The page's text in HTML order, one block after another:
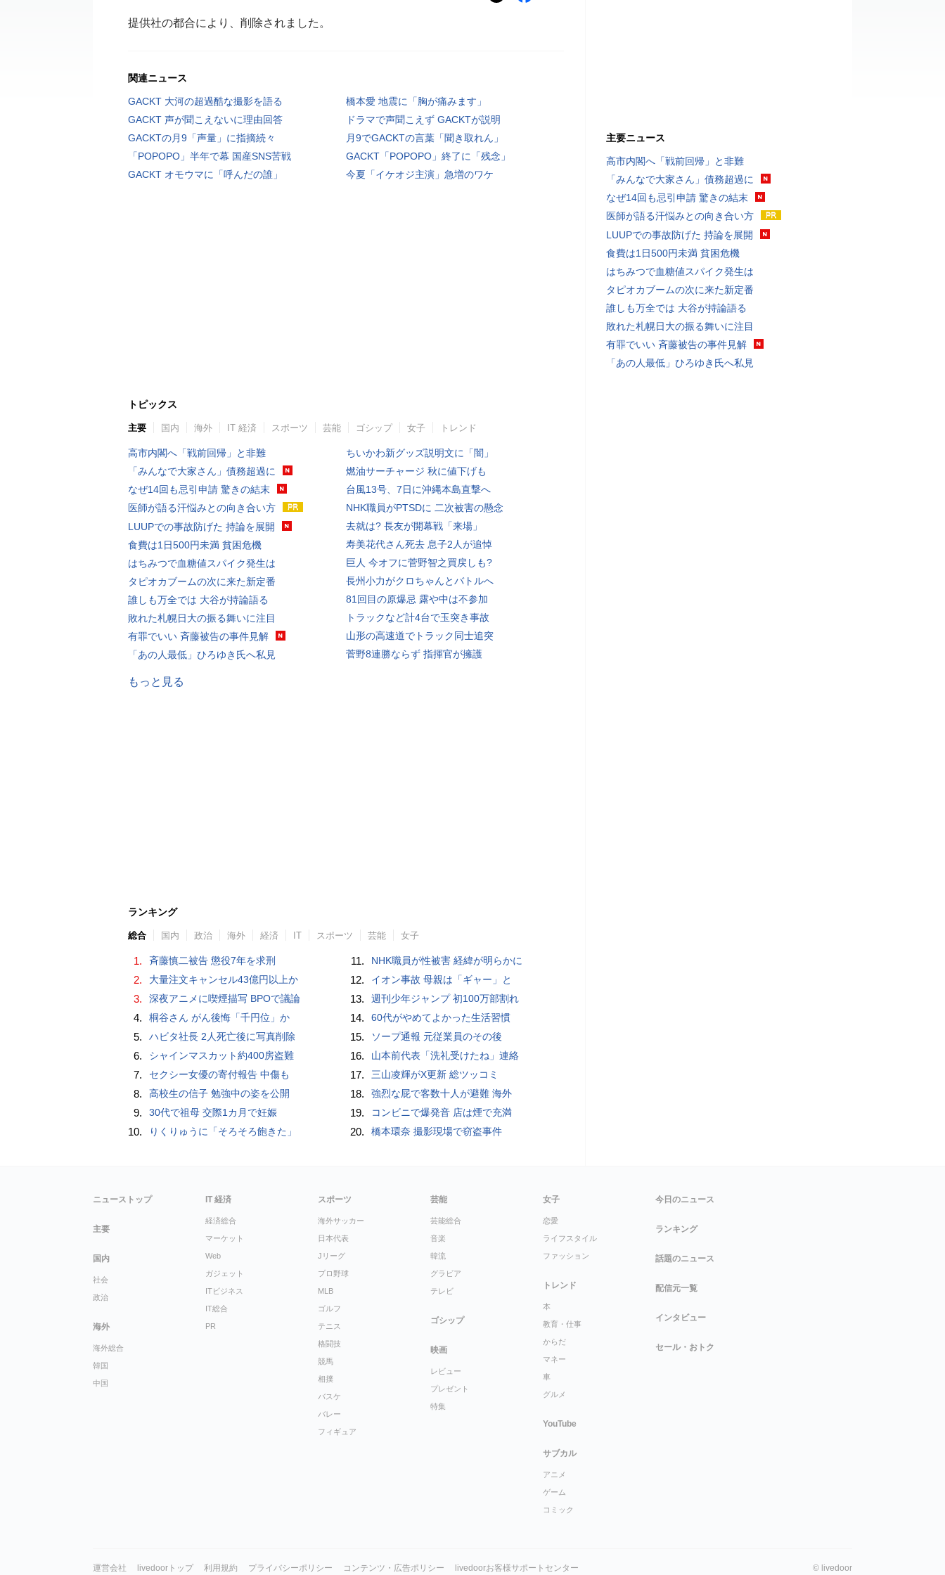
提供社の都合により、削除されました。
関連ニュース
GACKT 大河の超過酷な撮影を語る
橋本愛 地震に「胸が痛みます」
GACKT 声が聞こえないに理由回答
ドラマで声聞こえず GACKTが説明
GACKTの月9「声量」に指摘続々
月9でGACKTの言葉「聞き取れん」
「POPOPO」半年で幕 国産SNS苦戦
GACKT「POPOPO」終了に「残念」
GACKT オモウマに「呼んだの誰」
今夏「イケオジ主演」急増のワケ
トピックス
主要 国内 海外 IT 経済 スポーツ 芸能 ゴシップ 女子 トレンド
高市内閣へ「戦前回帰」と非難
「みんなで大家さん」債務超過に
なぜ14回も忌引申請 驚きの結末
医師が語る汗悩みとの向き合い方
LUUPでの事故防げた 持論を展開
食費は1日500円未満 貧困危機
はちみつで血糖値スパイク発生は
タピオカブームの次に来た新定番
誰しも万全では 大谷が持論語る
敗れた札幌日大の振る舞いに注目
有罪でいい 斉藤被告の事件見解
「あの人最低」ひろゆき氏へ私見
ちいかわ新グッズ説明文に「闇」
燃油サーチャージ 秋に値下げも
台風13号、7日に沖縄本島直撃へ
NHK職員がPTSDに 二次被害の懸念
去就は? 長友が開幕戦「来場」
寿美花代さん死去 息子2人が追悼
巨人 今オフに菅野智之買戻しも?
長州小力がクロちゃんとバトルへ
81回目の原爆忌 露や中は不参加
トラックなど計4台で玉突き事故
山形の高速道でトラック同士追突
菅野8連勝ならず 指揮官が擁護
もっと見る
ランキング
総合 国内 政治 海外 経済 IT スポーツ 芸能 女子
1. 斉藤慎二被告 懲役7年を求刑
2. 大量注文キャンセル43億円以上か
3. 深夜アニメに喫煙描写 BPOで議論
4. 桐谷さん がん後悔「千円位」か
5. ハビタ社長 2人死亡後に写真削除
6. シャインマスカット約400房盗難
7. セクシー女優の寄付報告 中傷も
8. 高校生の信子 勉強中の姿を公開
9. 30代で祖母 交際1カ月で妊娠
10. りくりゅうに「そろそろ飽きた」
11. NHK職員が性被害 経緯が明らかに
12. イオン事故 母親は「ギャー」と
13. 週刊少年ジャンプ 初100万部割れ
14. 60代がやめてよかった生活習慣
15. ソープ通報 元従業員のその後
16. 山本前代表「洗礼受けたね」連絡
17. 三山凌輝がX更新 総ツッコミ
18. 強烈な屁で客数十人が避難 海外
19. コンビニで爆発音 店は煙で充満
20. 橋本環奈 撮影現場で窃盗事件
主要ニュース
高市内閣へ「戦前回帰」と非難
「みんなで大家さん」債務超過に
なぜ14回も忌引申請 驚きの結末
医師が語る汗悩みとの向き合い方
LUUPでの事故防げた 持論を展開
食費は1日500円未満 貧困危機
はちみつで血糖値スパイク発生は
タピオカブームの次に来た新定番
誰しも万全では 大谷が持論語る
敗れた札幌日大の振る舞いに注目
有罪でいい 斉藤被告の事件見解
「あの人最低」ひろゆき氏へ私見
ニューストップ
主要
国内
社会
政治
海外
海外総合
韓国
中国
IT 経済
経済総合
マーケット
Web
ガジェット
ITビジネス
IT総合
PR
スポーツ
海外サッカー
日本代表
Jリーグ
プロ野球
MLB
ゴルフ
テニス
格闘技
競馬
相撲
バスケ
バレー
フィギュア
芸能
芸能総合
音楽
韓流
グラビア
テレビ
ゴシップ
映画
レビュー
プレゼント
特集
女子
恋愛
ライフスタイル
ファッション
トレンド
本
教育・仕事
からだ
マネー
車
グルメ
YouTube
サブカル
アニメ
ゲーム
コミック
今日のニュース
ランキング
話題のニュース
配信元一覧
インタビュー
セール・おトク
運営会社 livedoorトップ 利用規約 プライバシーポリシー コンテンツ・広告ポリシー livedoorお客様サポートセンター © livedoor